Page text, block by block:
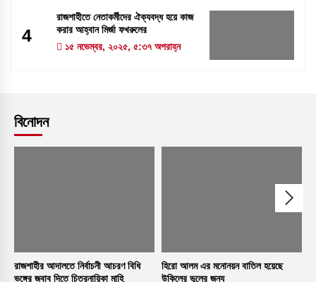
4
রাজশাহীতে নেতাকর্মীদের ঐক্যবদ্ধ হয়ে কাজ
করার আহ্বান মির্জা ফখরুলের
১৫ নভেম্বর, ২০২৫, ৫:৩৭ অপরাহ্ন
বিনোদন
রাজশাহীর আদালতে নির্বাচনী আচরণ বিধি
ভঙ্গের জবাব দিতে চিত্রনায়িকা মাহি
হিরো আলম এর মনোনয়ন বাতিল হয়েছে
উকিলের ভুলের জন্য